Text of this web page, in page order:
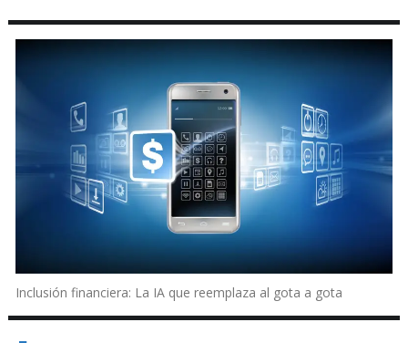
Inclusión financiera: La IA que reemplaza al gota a gota